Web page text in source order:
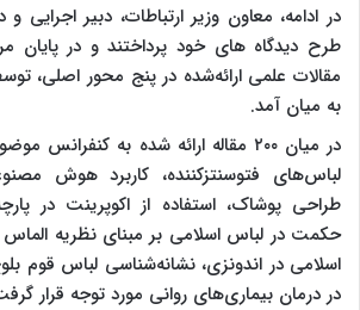
در ادامه، معاون وزیر ارتباطات، دبیر
طرح دیدگاه های خود پرداختند و در پایان
مقالات علمی ارائه‌شده در پنج محور اصلی،
به میان آمد.
در میان ۲۰۰ مقاله ارائه شده به
طراحی پوشاک، استفاده از اکوپرینت در
حکمت در لباس اسلامی بر مبنای نظریه الماس
اسلامی در اندونزی، نشانه‌شناسی لباس قوم
در درمان بیماری‌های روانی مورد توجه قرار